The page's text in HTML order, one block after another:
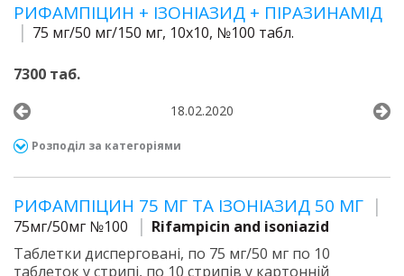
РИФАМПІЦИН + ІЗОНІАЗИД + ПІРАЗИНАМІД
75 мг/50 мг/150 мг, 10х10, №100 табл.
7300 таб.
18.02.2020
Розподіл за категоріями
РИФАМПІЦИН 75 МГ ТА ІЗОНІАЗИД 50 МГ
75мг/50мг №100
Rifampicin and isoniazid
Таблетки дисперговані, по 75 мг/50 мг по 10
таблеток у стрипі, по 10 стрипів у картонній